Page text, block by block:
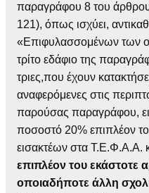
παραγράφου 8 του
121), όπως ισχύει,
«Επιφυλασσομένων των
τρίτο εδάφιο της
τριες,που έχουν
αναφερόμενες στις
παρούσας παραγράφου,
ποσοστό 20% επιπλέον
εισακτέων στα Τ.Ε.Φ.Α.Α.
επιπλέον του εκάστοτε
οποιαδήποτε άλλη